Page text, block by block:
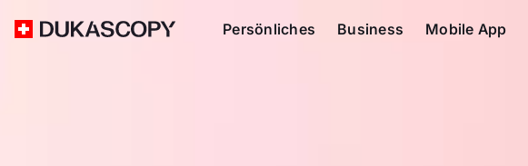
Persönliches Business Mobile App